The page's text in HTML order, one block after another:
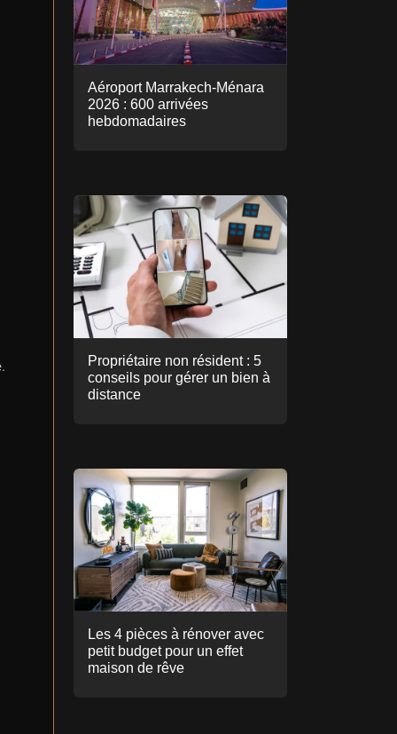
Aéroport Marrakech-Ménara
2026 : 600 arrivées
hebdomadaires
Propriétaire non résident : 5
conseils pour gérer un bien à
distance
Les 4 pièces à rénover avec
petit budget pour un effet
maison de rêve